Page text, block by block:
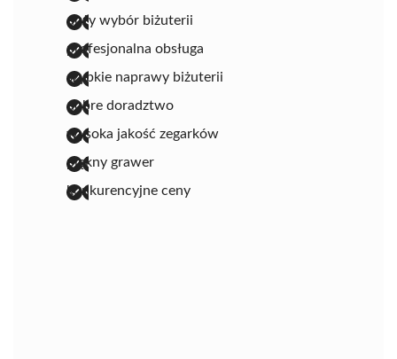
duży wybór biżuterii
profesjonalna obsługa
szybkie naprawy biżuterii
dobre doradztwo
wysoka jakość zegarków
piękny grawer
konkurencyjne ceny